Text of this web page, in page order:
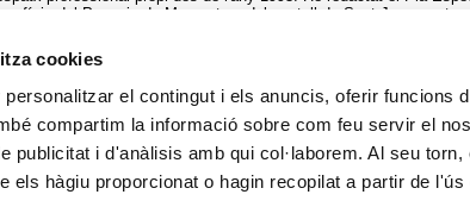
cookies
el contingut i els anuncis, oferir funcions
compartim la informació sobre com feu servir el
publicitat i d'anàlisis amb qui col·laborem. Al seu
els hàgiu proporcionat o hagin recopilat a partir de
del Passeig de Mar, entorn del castell de Sant Joan,
d'Arquitectes de Catalunya.
de béns i drets patrimonials